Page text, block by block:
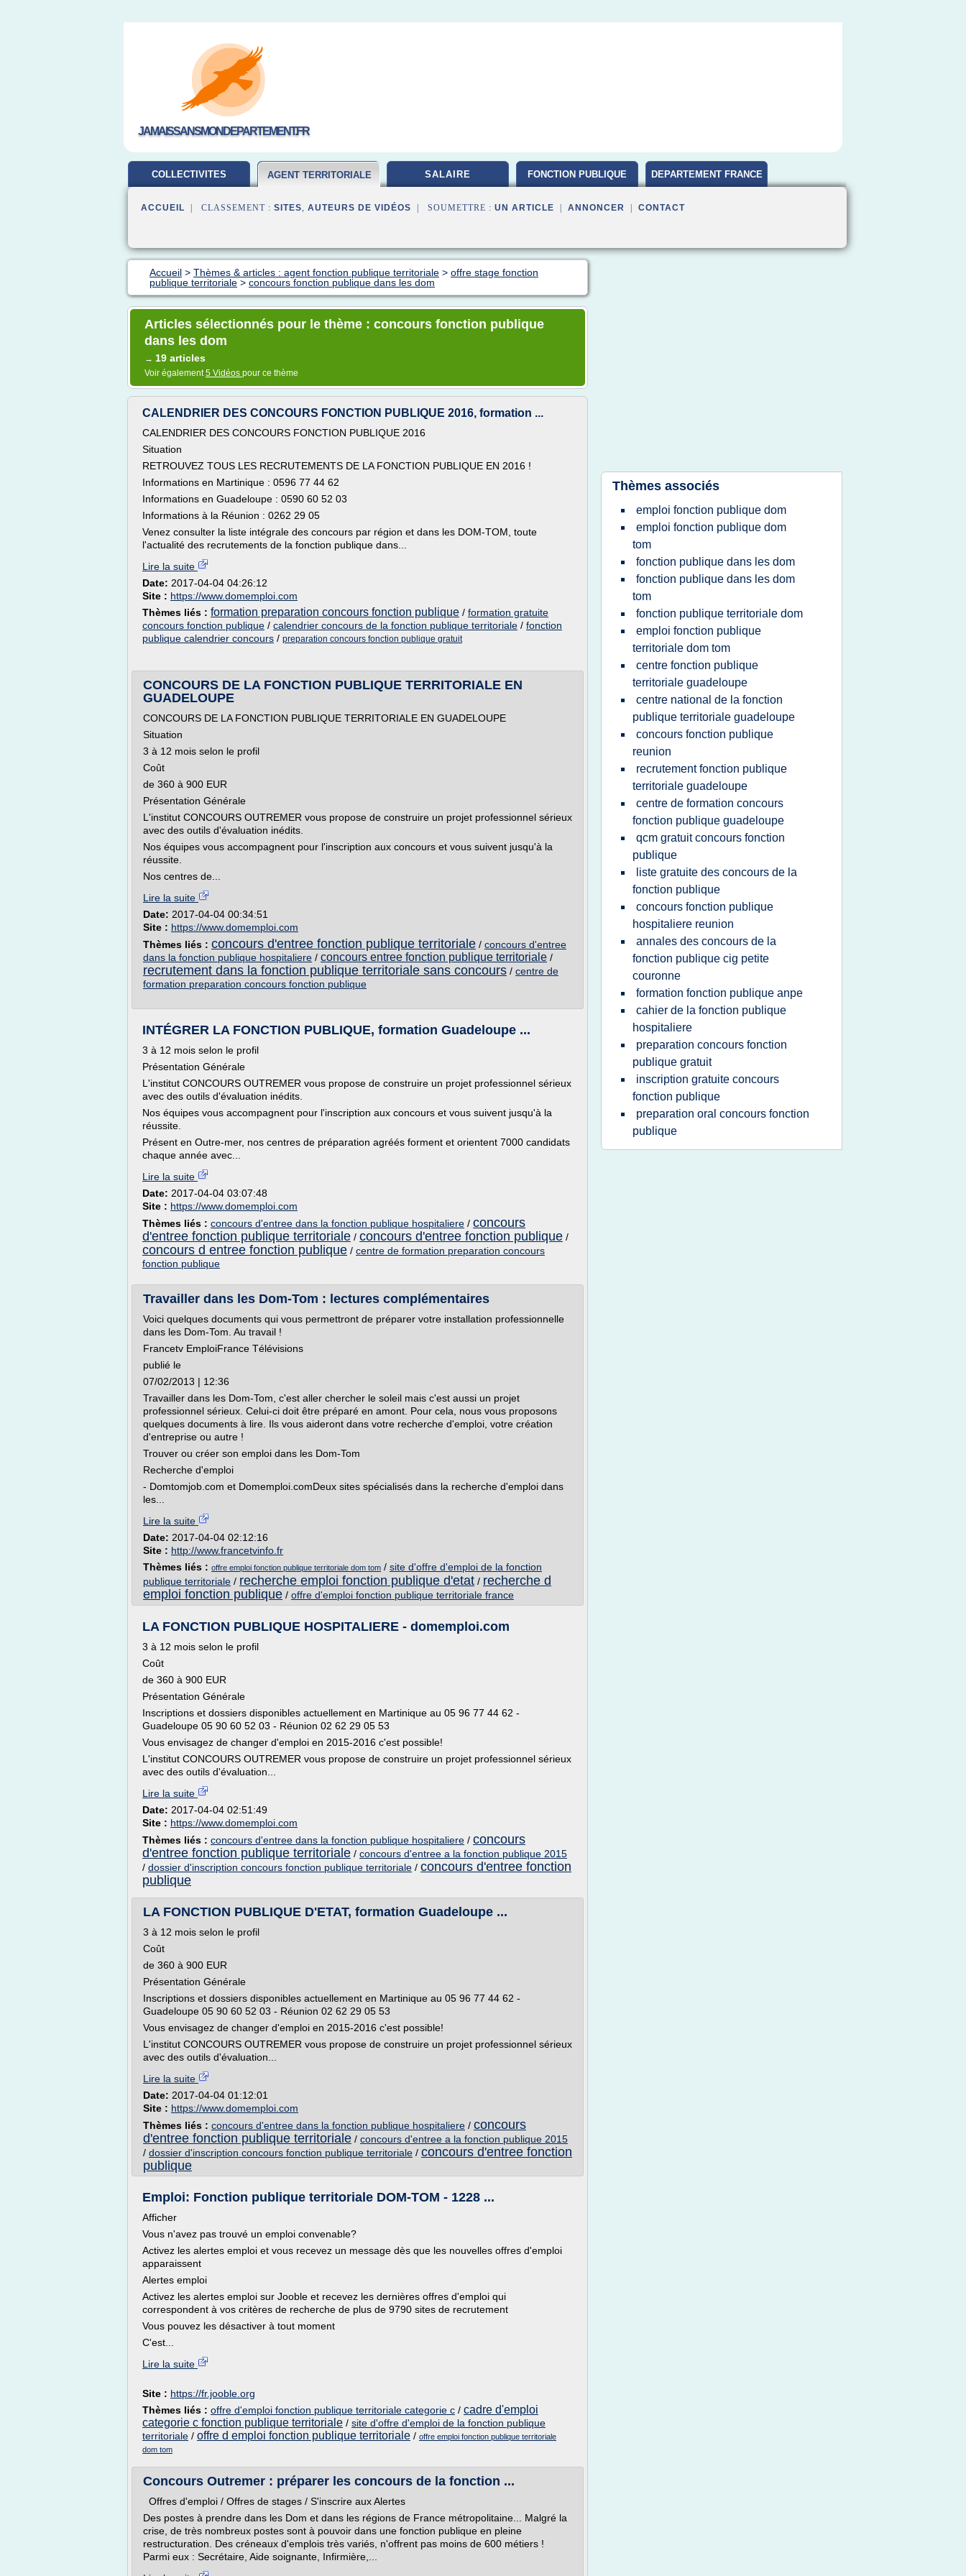
JAMAISSANSMONDEPARTEMENT.FR
COLLECTIVITES AGENT TERRITORIALE SALAIRE FONCTION PUBLIQUE DEPARTEMENT FRANCE
ACCUEIL | CLASSEMENT : SITES, AUTEURS DE VIDÉOS | SOUMETTRE : UN ARTICLE ANNONCER CONTACT
Accueil > Thèmes & articles : agent fonction publique territoriale > offre stage fonction
publique territoriale > concours fonction publique dans les dom
Articles sélectionnés pour le thème : concours fonction publique
dans les dom
→ 19 articles
Voir également5 Vidéos pour ce thème
CALENDRIER DES CONCOURS FONCTION PUBLIQUE 2016, formation ...
CALENDRIER DES CONCOURS FONCTION PUBLIQUE 2016
Situation
RETROUVEZ TOUS LES RECRUTEMENTS DE LA FONCTION PUBLIQUE EN 2016 !
Informations en Martinique : 0596 77 44 62
Informations en Guadeloupe : 0590 60 52 03
Informations à la Réunion : 0262 29 05
Venez consulter la liste intégrale des concours par région et dans les DOM-TOM, toute
l'actualité des recrutements de la fonction publique dans...
Lire la suite
Date: 2017-04-04 04:26:12
Site : https://www.domemploi.com
Thèmes liés : formation preparation concours fonction publique / formation gratuite
concours fonction publique / calendrier concours de la fonction publique territoriale / fonction
publique calendrier concours / preparation concours fonction publique gratuit
CONCOURS DE LA FONCTION PUBLIQUE TERRITORIALE EN
GUADELOUPE
CONCOURS DE LA FONCTION PUBLIQUE TERRITORIALE EN GUADELOUPE
Situation
3 à 12 mois selon le profil
Coût
de 360 à 900 EUR
Présentation Générale
L'institut CONCOURS OUTREMER vous propose de construire un projet professionnel sérieux
avec des outils d'évaluation inédits.
Nos équipes vous accompagnent pour l'inscription aux concours et vous suivent jusqu'à la
réussite.
Nos centres de...
Lire la suite
Date: 2017-04-04 00:34:51
Site : https://www.domemploi.com
Thèmes liés : concours d'entree fonction publique territoriale / concours d'entree
dans la fonction publique hospitaliere / concours entree fonction publique territoriale /
recrutement dans la fonction publique territoriale sans concours / centre de
formation preparation concours fonction publique
INTÉGRER LA FONCTION PUBLIQUE, formation Guadeloupe ...
3 à 12 mois selon le profil
Présentation Générale
L'institut CONCOURS OUTREMER vous propose de construire un projet professionnel sérieux
avec des outils d'évaluation inédits.
Nos équipes vous accompagnent pour l'inscription aux concours et vous suivent jusqu'à la
réussite.
Présent en Outre-mer, nos centres de préparation agréés forment et orientent 7000 candidats
chaque année avec...
Lire la suite
Date: 2017-04-04 03:07:48
Site : https://www.domemploi.com
Thèmes liés : concours d'entree dans la fonction publique hospitaliere / concours
d'entree fonction publique territoriale / concours d'entree fonction publique /
concours d entree fonction publique / centre de formation preparation concours
fonction publique
Travailler dans les Dom-Tom : lectures complémentaires
Voici quelques documents qui vous permettront de préparer votre installation professionnelle
dans les Dom-Tom. Au travail !
Francetv EmploiFrance Télévisions
publié le
07/02/2013 | 12:36
Travailler dans les Dom-Tom, c'est aller chercher le soleil mais c'est aussi un projet
professionnel sérieux. Celui-ci doit être préparé en amont. Pour cela, nous vous proposons
quelques documents à lire. Ils vous aideront dans votre recherche d'emploi, votre création
d'entreprise ou autre !
Trouver ou créer son emploi dans les Dom-Tom
Recherche d'emploi
- Domtomjob.com et Domemploi.comDeux sites spécialisés dans la recherche d'emploi dans
les...
Lire la suite
Date: 2017-04-04 02:12:16
Site : http://www.francetvinfo.fr
Thèmes liés : offre emploi fonction publique territoriale dom tom / site d'offre d'emploi de la fonction
publique territoriale / recherche emploi fonction publique d'etat / recherche d
emploi fonction publique / offre d'emploi fonction publique territoriale france
LA FONCTION PUBLIQUE HOSPITALIERE - domemploi.com
3 à 12 mois selon le profil
Coût
de 360 à 900 EUR
Présentation Générale
Inscriptions et dossiers disponibles actuellement en Martinique au 05 96 77 44 62 -
Guadeloupe 05 90 60 52 03 - Réunion 02 62 29 05 53
Vous envisagez de changer d'emploi en 2015-2016 c'est possible!
L'institut CONCOURS OUTREMER vous propose de construire un projet professionnel sérieux
avec des outils d'évaluation...
Lire la suite
Date: 2017-04-04 02:51:49
Site : https://www.domemploi.com
Thèmes liés : concours d'entree dans la fonction publique hospitaliere / concours
d'entree fonction publique territoriale / concours d'entree a la fonction publique 2015
/ dossier d'inscription concours fonction publique territoriale / concours d'entree fonction
publique
LA FONCTION PUBLIQUE D'ETAT, formation Guadeloupe ...
3 à 12 mois selon le profil
Coût
de 360 à 900 EUR
Présentation Générale
Inscriptions et dossiers disponibles actuellement en Martinique au 05 96 77 44 62 -
Guadeloupe 05 90 60 52 03 - Réunion 02 62 29 05 53
Vous envisagez de changer d'emploi en 2015-2016 c'est possible!
L'institut CONCOURS OUTREMER vous propose de construire un projet professionnel sérieux
avec des outils d'évaluation...
Lire la suite
Date: 2017-04-04 01:12:01
Site : https://www.domemploi.com
Thèmes liés : concours d'entree dans la fonction publique hospitaliere / concours
d'entree fonction publique territoriale / concours d'entree a la fonction publique 2015
/ dossier d'inscription concours fonction publique territoriale / concours d'entree fonction
publique
Emploi: Fonction publique territoriale DOM-TOM - 1228 ...
Afficher
Vous n'avez pas trouvé un emploi convenable?
Activez les alertes emploi et vous recevez un message dès que les nouvelles offres d'emploi
apparaissent
Alertes emploi
Activez les alertes emploi sur Jooble et recevez les dernières offres d'emploi qui
correspondent à vos critères de recherche de plus de 9790 sites de recrutement
Vous pouvez les désactiver à tout moment
C'est...
Lire la suite
Site : https://fr.jooble.org
Thèmes liés : offre d'emploi fonction publique territoriale categorie c / cadre d'emploi
categorie c fonction publique territoriale / site d'offre d'emploi de la fonction publique
territoriale / offre d emploi fonction publique territoriale / offre emploi fonction publique territoriale
dom tom
Concours Outremer : préparer les concours de la fonction ...
Offres d'emploi / Offres de stages / S'inscrire aux Alertes
Des postes à prendre dans les Dom et dans les régions de France métropolitaine... Malgré la
crise, de très nombreux postes sont à pouvoir dans une fonction publique en pleine
restructuration. Des créneaux d'emplois très variés, n'offrent pas moins de 600 métiers !
Parmi eux : Secrétaire, Aide soignante, Infirmière,...
Thèmes associés
emploi fonction publique dom
emploi fonction publique dom
tom
fonction publique dans les dom
fonction publique dans les dom
tom
fonction publique territoriale dom
emploi fonction publique
territoriale dom tom
centre fonction publique
territoriale guadeloupe
centre national de la fonction
publique territoriale guadeloupe
concours fonction publique
reunion
recrutement fonction publique
territoriale guadeloupe
centre de formation concours
fonction publique guadeloupe
qcm gratuit concours fonction
publique
liste gratuite des concours de la
fonction publique
concours fonction publique
hospitaliere reunion
annales des concours de la
fonction publique cig petite
couronne
formation fonction publique anpe
cahier de la fonction publique
hospitaliere
preparation concours fonction
publique gratuit
inscription gratuite concours
fonction publique
preparation oral concours fonction
publique